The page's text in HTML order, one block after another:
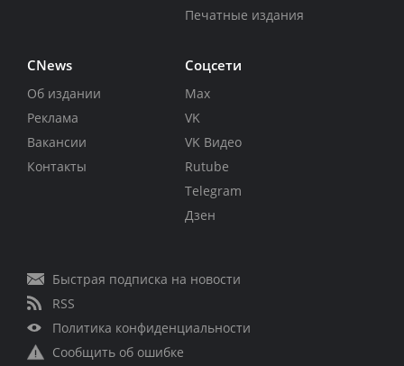
Печатные издания
CNews
Об издании
Реклама
Вакансии
Контакты
Соцсети
Max
VK
VK Видео
Rutube
Telegram
Дзен
Быстрая подписка на новости
RSS
Политика конфиденциальности
Сообщить об ошибке